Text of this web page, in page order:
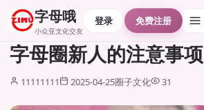
字母哦
小众亚文化交友
登录 免费注册
字母圈新人的注意事项
11111111 2025-04-25圈子文化 31